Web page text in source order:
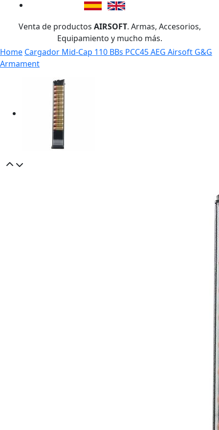
Venta de productos AIRSOFT. Armas, Accesorios,
Equipamiento y mucho más.
Home Cargador Mid-Cap 110 BBs PCC45 AEG Airsoft G&G
Armament